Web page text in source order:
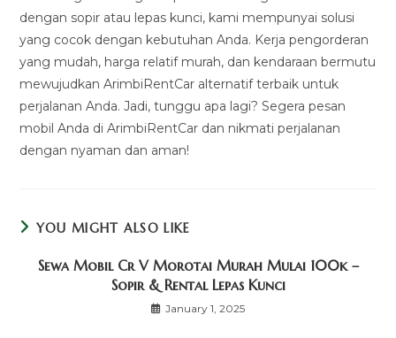
dengan sopir atau lepas kunci, kami mempunyai solusi
yang cocok dengan kebutuhan Anda. Kerja pengorderan
yang mudah, harga relatif murah, dan kendaraan bermutu
mewujudkan ArimbiRentCar alternatif terbaik untuk
perjalanan Anda. Jadi, tunggu apa lagi? Segera pesan
mobil Anda di ArimbiRentCar dan nikmati perjalanan
dengan nyaman dan aman!
YOU MIGHT ALSO LIKE
Sewa Mobil Cr V Morotai Murah Mulai 100k –
Sopir & Rental Lepas Kunci
January 1, 2025